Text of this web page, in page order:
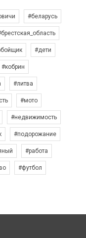
#беларусь
#дети
#кобрин
#литва
#мото
#недвижимость
#подорожание
#работа
#футбол